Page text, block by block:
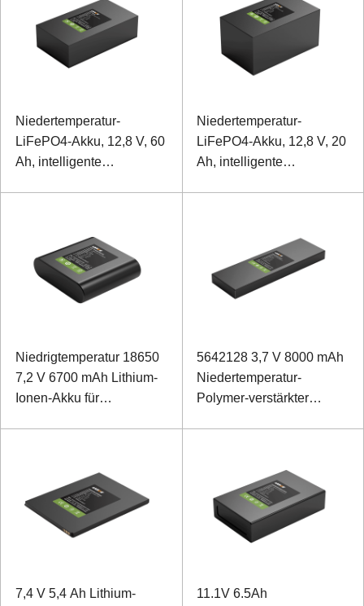
Niedertemperatur-
LiFePO4-Akku, 12,8 V, 60
Ah, intelligente
Niedertemperatur-
LiFePO4-Akku, 12,8 V, 20
Ah, intelligente
Niedrigtemperatur 18650
7,2 V 6700 mAh Lithium-
Ionen-Akku für
5642128 3,7 V 8000 mAh
Niedertemperatur-
Polymer-verstärkter
7,4 V 5,4 Ah Lithium-
11.1V 6.5Ah